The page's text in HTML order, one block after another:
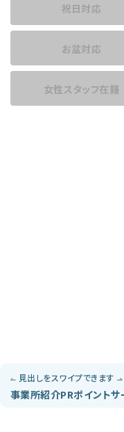
祝日対応
お盆対応
女性スタッフ在籍
見出しをスワイプできます
事業所紹介PRポイントサ